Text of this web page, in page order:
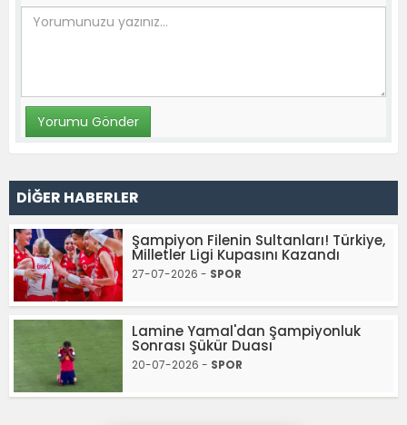
DİĞER HABERLER
Şampiyon Filenin Sultanları! Türkiye,
Milletler Ligi Kupasını Kazandı
27-07-2026 - SPOR
Lamine Yamal'dan Şampiyonluk
Sonrası Şükür Duası
20-07-2026 - SPOR